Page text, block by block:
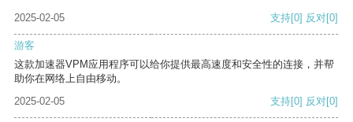
2025-02-05 支持[0] 反对[0]
游客
这款加速器VPM应用程序可以给你提供最高速度和安全性的连接，并帮
助你在网络上自由移动。
2025-02-05
支持[0] 反对[0]